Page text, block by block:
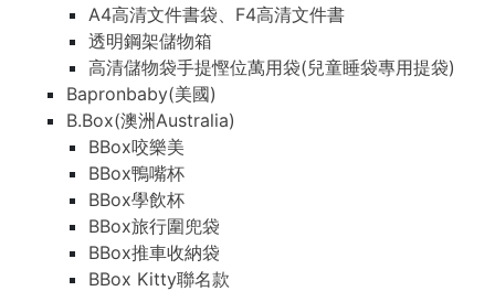
A4高清文件書袋、F4高清文件書
透明鋼架儲物箱
高清儲物袋手提慳位萬用袋(兒童睡袋專用提袋)
Bapronbaby(美國)
B.Box(澳洲Australia)
BBox咬樂美
BBox鴨嘴杯
BBox學飲杯
BBox旅行圍兜袋
BBox推車收納袋
BBox Kitty聯名款